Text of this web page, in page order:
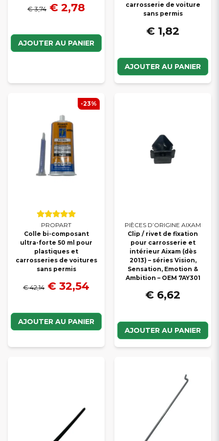
€ 3,74 € 2,78
AJOUTER AU PANIER
carrosserie de voiture
sans permis
€ 1,82
AJOUTER AU PANIER
PROPART
Colle bi-composant
ultra-forte 50 ml pour
plastiques et
carrosseries de voitures
sans permis
€ 42,14 € 32,54
AJOUTER AU PANIER
-23%
PIÈCES D’ORIGINE AIXAM
Clip / rivet de fixation
pour carrosserie et
intérieur Aixam (dès
2013) – séries Vision,
Sensation, Emotion &
Ambition – OEM 7AY301
€ 6,62
AJOUTER AU PANIER